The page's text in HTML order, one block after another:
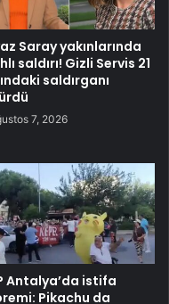
Saray yakınlarında
saldırı! Gizli Servis 21
saldırganı
7, 2026
Antalya’da istifa
Pikachu da